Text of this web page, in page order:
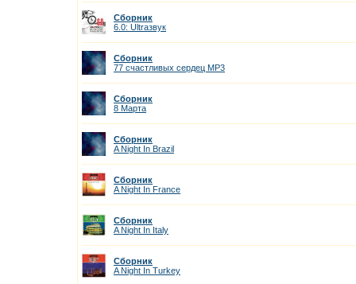
Сборник
6.0: Ultraзвук
Сборник
77 счастливых сердец MP3
Сборник
8 Марта
Сборник
A Night In Brazil
Сборник
A Night In France
Сборник
A Night In Italy
Сборник
A Night In Turkey